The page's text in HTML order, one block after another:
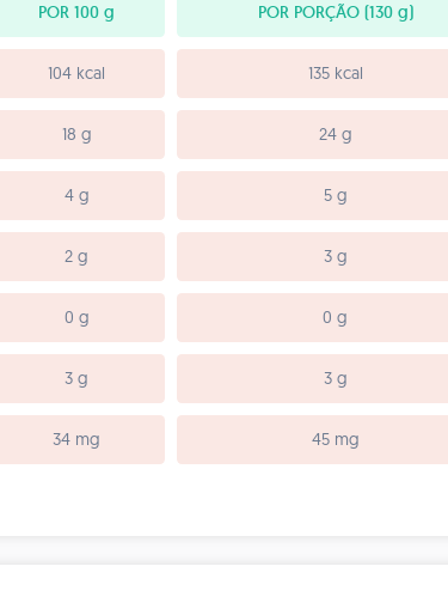
POR 100 g POR PORÇÃO(130 g)
104 kcal 135 kcal
18 g 24 g
4 g 5 g
2 g 3 g
0 g 0 g
3 g 3 g
34 mg 45 mg